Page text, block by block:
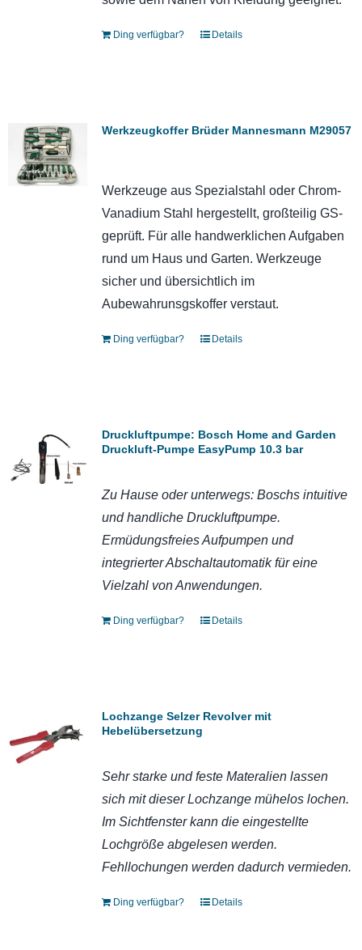
Ding verfügbar? Details
Werkzeugkoffer Brüder Mannesmann M29057
Werkzeuge aus Spezialstahl oder Chrom-
Vanadium Stahl hergestellt, großteilig GS-
geprüft. Für alle handwerklichen Aufgaben
rund um Haus und Garten. Werkzeuge
sicher und übersichtlich im
Aubewahrunsgskoffer verstaut.
Ding verfügbar? Details
Druckluftpumpe: Bosch Home and Garden
Druckluft-Pumpe EasyPump 10.3 bar
Zu Hause oder unterwegs: Boschs intuitive
und handliche Druckluftpumpe.
Ermüdungsfreies Aufpumpen und
integrierter Abschaltautomatik für eine
Vielzahl von Anwendungen.
Ding verfügbar? Details
Lochzange Selzer Revolver mit
Hebelübersetzung
Sehr starke und feste Materalien lassen
sich mit dieser Lochzange mühelos lochen.
Im Sichtfenster kann die eingestellte
Lochgröße abgelesen werden.
Fehllochungen werden dadurch vermieden.
Ding verfügbar? Details